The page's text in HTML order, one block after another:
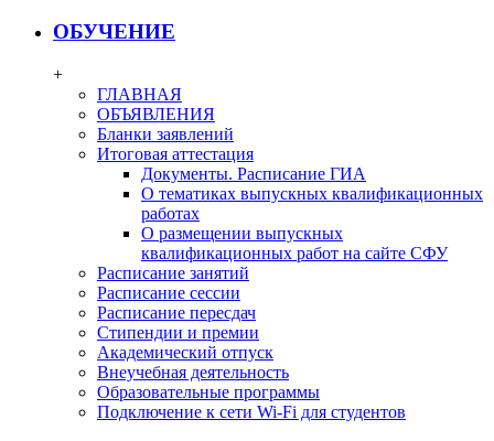
ОБУЧЕНИЕ
+
ГЛАВНАЯ
ОБЪЯВЛЕНИЯ
Бланки заявлений
Итоговая аттестация
Документы. Расписание ГИА
О тематиках выпускных квалификационных
работах
О размещении выпускных
квалификационных работ на сайте СФУ
Расписание занятий
Расписание сессии
Расписание пересдач
Стипендии и премии
Академический отпуск
Внеучебная деятельность
Образовательные программы
Подключение к сети Wi-Fi для студентов